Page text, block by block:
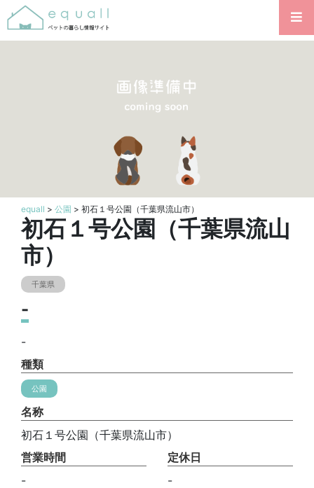
equall > 公園 > 初石１号公園（千葉県流山市）
初石１号公園（千葉県流山
市）
千葉県
-
-
種類
公園
名称
初石１号公園（千葉県流山市）
営業時間
-
定休日
-